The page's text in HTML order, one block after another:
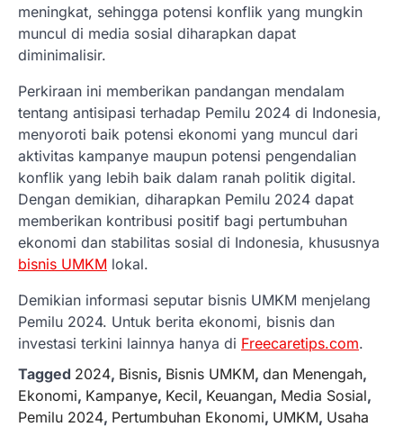
meningkat, sehingga potensi konflik yang mungkin
muncul di media sosial diharapkan dapat
diminimalisir.
Perkiraan ini memberikan pandangan mendalam
tentang antisipasi terhadap Pemilu 2024 di Indonesia,
menyoroti baik potensi ekonomi yang muncul dari
aktivitas kampanye maupun potensi pengendalian
konflik yang lebih baik dalam ranah politik digital.
Dengan demikian, diharapkan Pemilu 2024 dapat
memberikan kontribusi positif bagi pertumbuhan
ekonomi dan stabilitas sosial di Indonesia, khususnya
bisnis UMKM lokal.
Demikian informasi seputar bisnis UMKM menjelang
Pemilu 2024. Untuk berita ekonomi, bisnis dan
investasi terkini lainnya hanya di Freecaretips.com.
Tagged 2024, Bisnis, Bisnis UMKM, dan Menengah,
Ekonomi, Kampanye, Kecil, Keuangan, Media Sosial,
Pemilu 2024, Pertumbuhan Ekonomi, UMKM, Usaha